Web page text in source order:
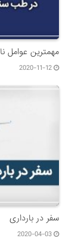
مهمترین عوامل
2020-11-12
سفر در بارداری
2020-04-03